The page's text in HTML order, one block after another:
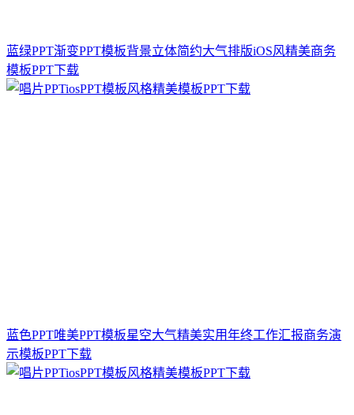
蓝绿PPT渐变PPT模板背景立体简约大气排版iOS风精美商务
模板PPT下载
蓝色PPT唯美PPT模板星空大气精美实用年终工作汇报商务演
示模板PPT下载